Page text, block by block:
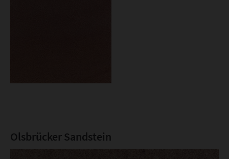
Olsbrücker Sandstein